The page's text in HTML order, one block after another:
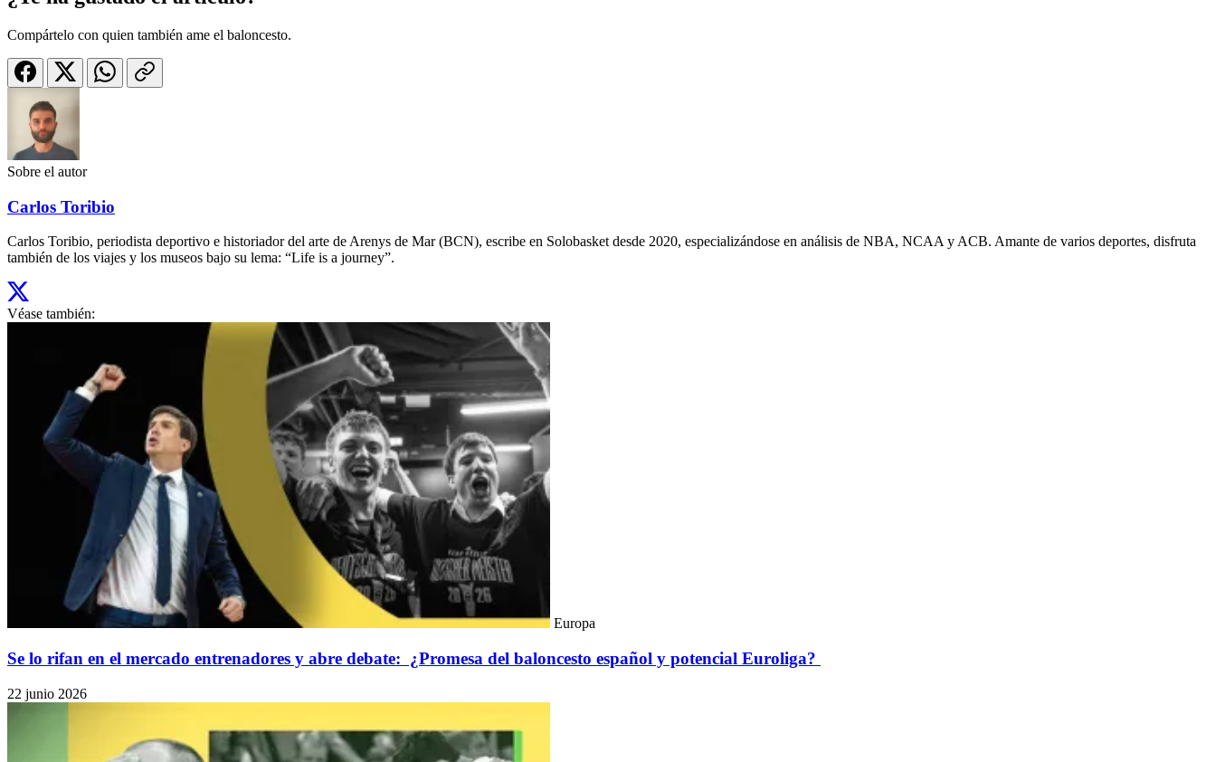
Compártelo con quien también ame el baloncesto.
Sobre el autor
Carlos Toribio
Carlos Toribio, periodista deportivo e historiador del arte de Arenys de Mar (BCN), escribe en Solobasket desde 2020, especializándose en análisis de NBA, NCAA y ACB. Amante de varios deportes, disfruta
también de los viajes y los museos bajo su lema: “Life is a journey”.
Véase también:
Europa
Se lo rifan en el mercado entrenadores y abre debate: ¿Promesa del baloncesto español y potencial Euroliga?
22 junio 2026